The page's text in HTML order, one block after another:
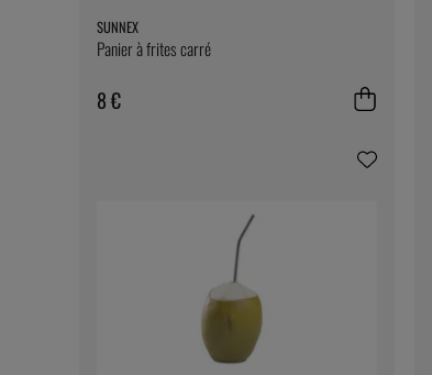
SUNNEX
Panier à frites carré
8 €